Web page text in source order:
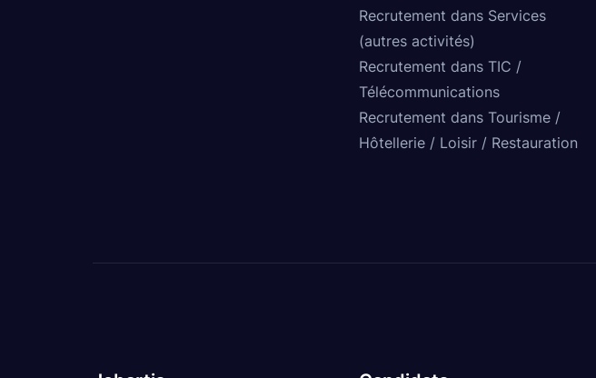
Recrutement dans Services
(autres activités)
Recrutement dans TIC /
Télécommunications
Recrutement dans Tourisme /
Hôtellerie / Loisir / Restauration